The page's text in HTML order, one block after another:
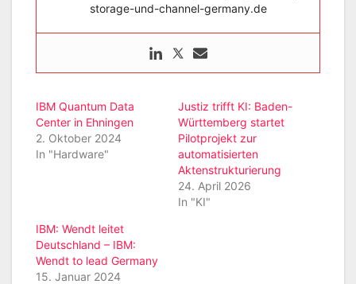
storage-und-channel-germany.de
IBM Quantum Data
Center in Ehningen
2. Oktober 2024
In "Hardware"
Justiz trifft KI: Baden-
Württemberg startet
Pilotprojekt zur
automatisierten
Aktenstrukturierung
24. April 2026
In "KI"
IBM: Wendt leitet
Deutschland – IBM:
Wendt to lead Germany
15. Januar 2024